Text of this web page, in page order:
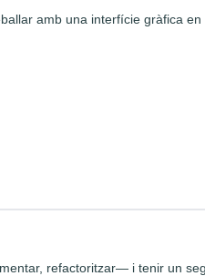
amb una interfície gràfica
refactoritzar— i tenir un